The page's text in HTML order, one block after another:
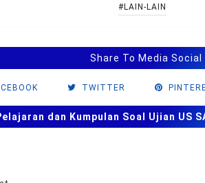
#LAIN-LAIN
Share To Media Social
TWITTER
dan Kumpulan Soal Ujian US